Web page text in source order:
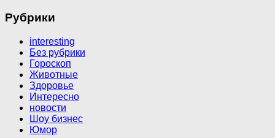
Рубрики
interesting
Без рубрики
Гороскоп
Животные
Здоровье
Интересно
новости
Шоу бизнес
Юмор